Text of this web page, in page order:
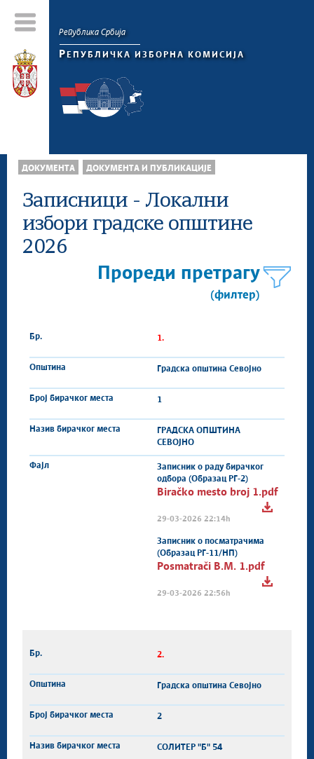
Република Србија
Р ЕПУБЛИЧКА ИЗБОРНА КОМИСИЈА
ДОКУМЕНТА ДОКУМЕНТА И ПУБЛИКАЦИЈЕ
Записници - Локални
избори градске општине
2026
Прореди претрагу
(филтер)
1.
Градска општина Севојно
1
ГРАДСКА ОПШТИНА
СЕВОЈНО
Записник о раду бирачког
одбора (Образац РГ-2)
Biračko mesto broj 1.pdf
29-03-2026 22:14h
Записник о посматрачима
(Образац РГ-11/НП)
Posmatrači B.M. 1.pdf
29-03-2026 22:56h
2.
Градска општина Севојно
2
СОЛИТЕР "Б" 54